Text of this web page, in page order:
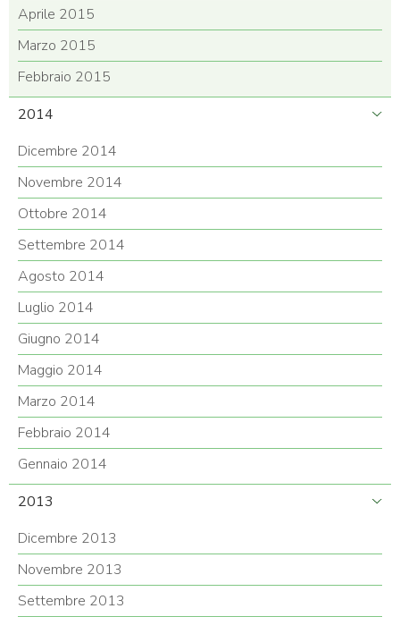
Aprile 2015
Marzo 2015
Febbraio 2015
2014
Dicembre 2014
Novembre 2014
Ottobre 2014
Settembre 2014
Agosto 2014
Luglio 2014
Giugno 2014
Maggio 2014
Marzo 2014
Febbraio 2014
Gennaio 2014
2013
Dicembre 2013
Novembre 2013
Settembre 2013